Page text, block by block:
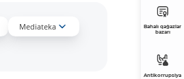
Mediateka
Bahalı qaǵazlar
bazarı
Antikorrupsiya